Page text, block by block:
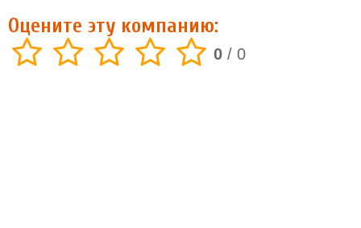
Оцените эту компанию:
0 / 0